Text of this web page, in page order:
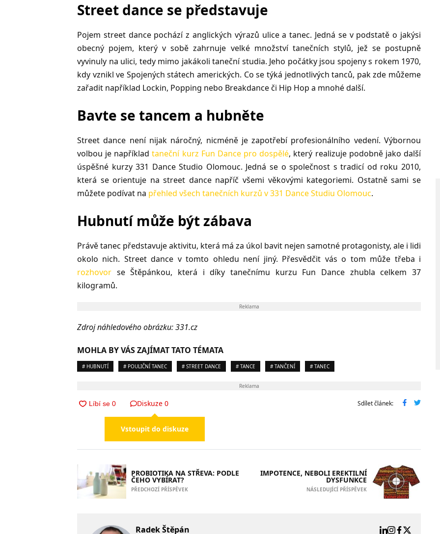
Street dance se představuje
Pojem street dance pochází z anglických výrazů ulice a tanec. Jedná se v podstatě o jakýsi
obecný pojem, který v sobě zahrnuje velké množství tanečních stylů, jež se postupně
vyvinuly na ulici, tedy mimo jakákoli taneční studia. Jeho počátky jsou spojeny s rokem 1970,
kdy vznikl ve Spojených státech amerických. Co se týká jednotlivých tanců, pak zde můžeme
zařadit například Lockin, Popping nebo Breakdance či Hip Hop a mnohé další.
Bavte se tancem a hubněte
Street dance není nijak náročný, nicméně je zapotřebí profesionálního vedení. Výbornou
volbou je napříkladtaneční kurz Fun Dance pro dospělé, který realizuje podobně jako další
úspěšné kurzy 331 Dance Studio Olomouc. Jedná se o společnost s tradicí od roku 2010,
která se orientuje na street dance napříč všemi věkovými kategoriemi. Ostatně sami se
můžete podívat na přehled všech tanečních kurzů v 331 Dance Studiu Olomouc.
Hubnutí může být zábava
Právě tanec představuje aktivitu, která má za úkol bavit nejen samotné protagonisty, ale i lidi
okolo nich. Street dance v tomto ohledu není jiný. Přesvědčit vás o tom může třeba i
rozhovor se Štěpánkou, která i díky tanečnímu kurzu Fun Dance zhubla celkem 37
kilogramů.
Reklama
Zdroj náhledového obrázku: 331.cz
MOHLA BY VÁS ZAJÍMAT TATO TÉMATA
# HUBNUTÍ # POULIČNÍ TANEC # STREET DANCE # TANCE # TANČENÍ # TANEC
Reklama
Diskuze 0
Vstoupit do diskuze
Sdílet článek:
PROBIOTIKA NA STŘEVA: PODLE
ČEHO VYBÍRAT?
PŘEDCHOZÍ PŘÍSPĚVEK
IMPOTENCE, NEBOLI EREKTILNÍ
DYSFUNKCE
NÁSLEDUJÍCÍ PŘÍSPĚVEK
Radek Štěpán